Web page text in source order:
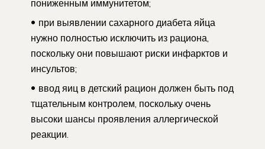
пониженным иммунитетом;
при выявлении сахарного диабета яйца
нужно полностью исключить из рациона,
поскольку они повышают риски инфарктов и
инсультов;
ввод яиц в детский рацион должен быть под
тщательным контролем, поскольку очень
высоки шансы проявления аллергической
реакции.